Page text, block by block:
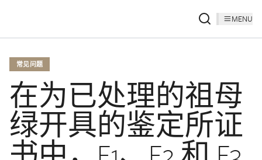
MENU
常见问题
在为已处理的祖母
绿开具的鉴定所证